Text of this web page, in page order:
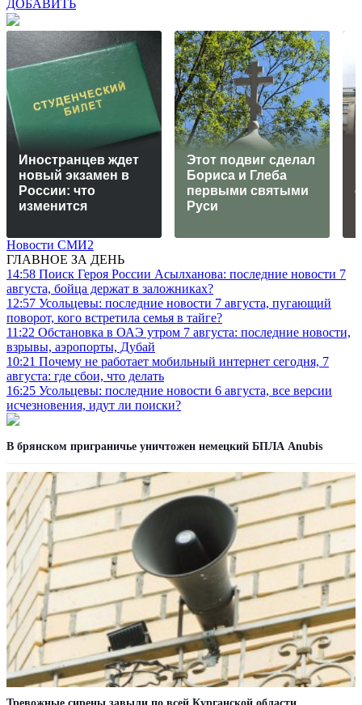
ДОБАВИТЬ
Иностранцев ждет
новый экзамен в
России: что
изменится
Этот подвиг сделал
Бориса и Глеба
первыми святыми
Руси
Новости СМИ2
ГЛАВНОЕ ЗА ДЕНЬ
14:58 Поиск Героя России Асылханова: последние новости 7
августа, бойца держат в заложниках?
12:57 Усольцевы: последние новости 7 августа, пугающий
поворот, кого встретила семья в тайге?
11:22 Обстановка в ОАЭ утром 7 августа: последние новости,
взрывы, аэропорты, Дубай
10:21 Почему не работает мобильный интернет сегодня, 7
августа: где сбои, что делать
16:25 Усольцевы: последние новости 6 августа, все версии
исчезновения, идут ли поиски?
В брянском приграничье уничтожен немецкий БПЛА Anubis